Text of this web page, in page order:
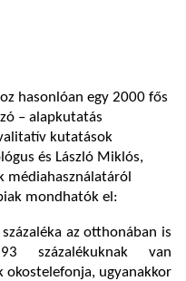
hasonlóan egy 2000 fős
– alapkutatás
kutatások
és László Miklós,
médiahasználatáról
mondhatók el:
az otthonában is
százalékuknak van
okostelefonja, ugyanakkor